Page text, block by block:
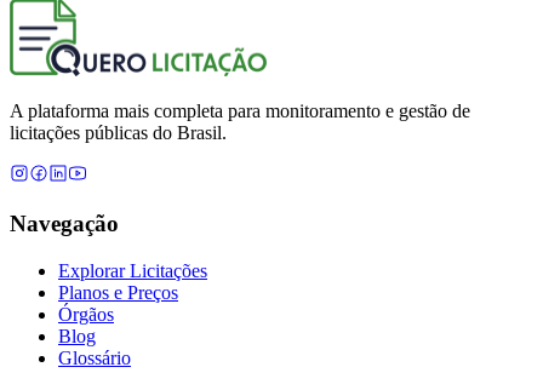
A plataforma mais completa para monitoramento e gestão de
licitações públicas do Brasil.
Navegação
Explorar Licitações
Planos e Preços
Órgãos
Blog
Glossário